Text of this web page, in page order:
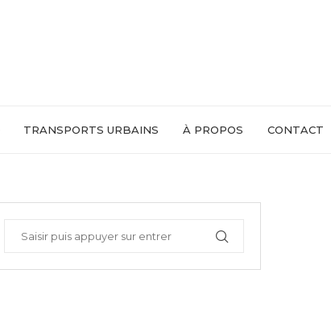
TRANSPORTS URBAINS À PROPOS CONTACT